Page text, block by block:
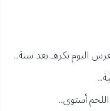
اليوم بكرهـ بعد سنة..
أستوى..